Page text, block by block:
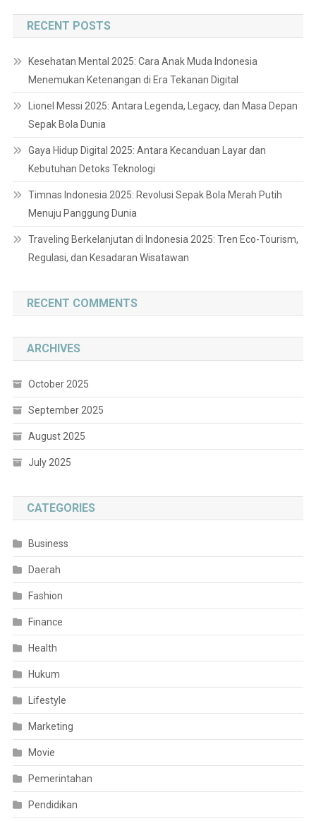
RECENT POSTS
Kesehatan Mental 2025: Cara Anak Muda Indonesia
Menemukan Ketenangan di Era Tekanan Digital
Lionel Messi 2025: Antara Legenda, Legacy, dan Masa Depan
Sepak Bola Dunia
Gaya Hidup Digital 2025: Antara Kecanduan Layar dan
Kebutuhan Detoks Teknologi
Timnas Indonesia 2025: Revolusi Sepak Bola Merah Putih
Menuju Panggung Dunia
Traveling Berkelanjutan di Indonesia 2025: Tren Eco-Tourism,
Regulasi, dan Kesadaran Wisatawan
RECENT COMMENTS
ARCHIVES
October 2025
September 2025
August 2025
July 2025
CATEGORIES
Business
Daerah
Fashion
Finance
Health
Hukum
Lifestyle
Marketing
Movie
Pemerintahan
Pendidikan